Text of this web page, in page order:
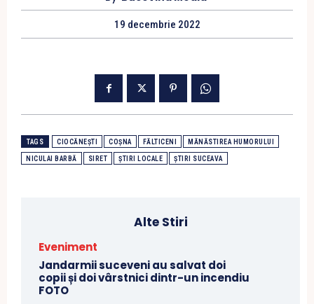
19 decembrie 2022
TAGS CIOCĂNEȘTI COȘNA FĂLTICENI MĂNĂSTIREA HUMORULUI
NICULAI BARBĂ SIRET ȘTIRI LOCALE ȘTIRI SUCEAVA
Alte Stiri
Eveniment
Jandarmii suceveni au salvat doi
copii și doi vârstnici dintr-un incendiu
FOTO